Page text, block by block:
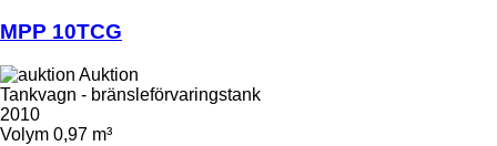
MPP 10TCG
Auktion
Tankvagn - bränsleförvaringstank
2010
Volym 0,97 m³